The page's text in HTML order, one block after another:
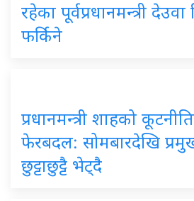
रहेका पूर्वप्रधानमन्त्री
फर्किने
प्रधानमन्त्री शाहको
फेरबदल: सोमबारदेखि
छुट्टाछुट्टै भेट्दै